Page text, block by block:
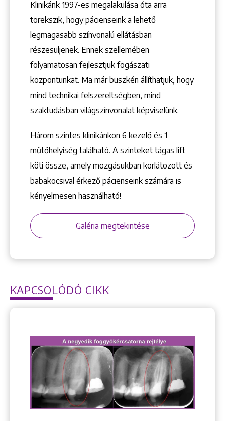
+36 1 222 7250
+36 1 222 9150
1148 Budapest, Örs vezér tere 2.
Keresés
Klinikánk 1997-­es megalakulása óta arra
törekszik, hogy pácienseink a lehető
legmagasabb színvonalú ellátásban
részesüljenek. Ennek szellemében
folyamatosan fejlesztjük fogászati
központunkat. Ma már büszkén állíthatjuk, hogy
mind technikai felszereltségben, mind
szaktudásban világszínvonalat képviselünk.
Három szintes klinikánkon 6 kezelő ­és 1
műtőhelyiség található. A szinteket tágas lift
köti össze, amely mozgásukban korlátozott és
babakocsival érkező pácienseink számára is
kényelmesen használható!
Galéria megtekintése
KAPCSOLÓDÓ CIKK